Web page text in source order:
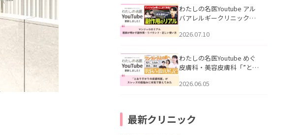
説」を公開いたしました。
わたしの名医Youtube アル
バアレルギークリニック札
医師が明かす副作用・リバ
公開いたしました。
2026.07.10
わたしの名医Youtube めぐ
皮膚科・美容皮膚科「”とお
ッズの肌悩みに本気で答え
2026.06.05
最新クリニック